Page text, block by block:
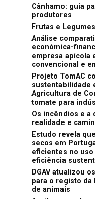
Cânhamo: guia
produtores
Frutas e
Análise
económica-
empresa apícola
convencional e
Projeto TomAC
sustentabilidade
Agricultura de
tomate para
Os incêndios e a
realidade e
Estudo revela
secos em
eficientes no uso
eficiência
DGAV atualizou
para o registo da
de animais